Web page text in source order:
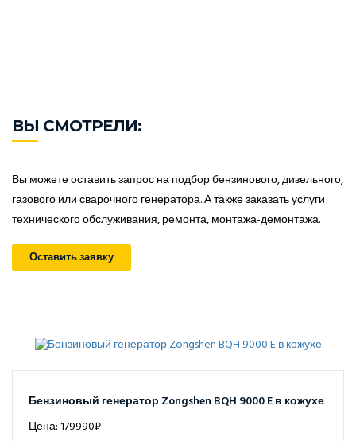
ВЫ СМОТРЕЛИ:
Вы можете оставить запрос на подбор бензинового, дизельного,
газового или сварочного генератора. А также заказать услуги
технического обслуживания, ремонта, монтажа-демонтажа.
Оставить заявку
Бензиновый генератор Zongshen BQH 9000 E в кожухе
Цена: 179990₽